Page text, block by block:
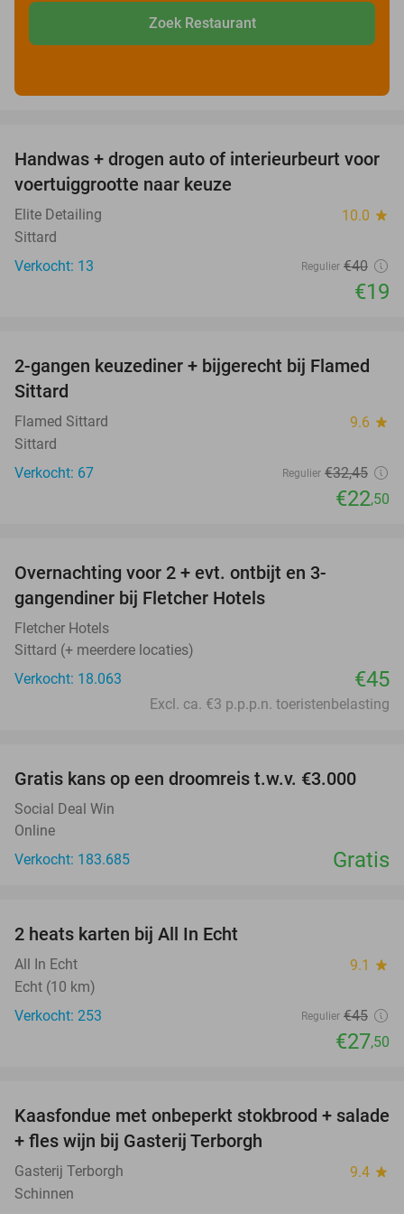
Zoek Restaurant
53%
Handwas + drogen auto of interieurbeurt voor
voertuiggrootte naar keuze
Elite Detailing 10.0 star
Sittard
Verkocht: 13
Regulier €40
€19
31%
2-gangen keuzediner + bijgerecht bij Flamed
Sittard
Flamed Sittard 9.6 star
Sittard
Verkocht: 67
Regulier €32,45
€22,50
Overnachting voor 2 + evt. ontbijt en 3-
gangendiner bij Fletcher Hotels
Fletcher Hotels
Sittard (+ meerdere locaties)
Verkocht: 18.063
€45
Excl. ca. €3 p.p.p.n. toeristenbelasting
Gratis kans op een droomreis t.w.v. €3.000
Social Deal Win
Online
Verkocht: 183.685
Gratis
2 heats karten bij All In Echt
All In Echt 9.1 star
Echt (10 km)
Verkocht: 253
Regulier €45
€27,50
44%
Kaasfondue met onbeperkt stokbrood + salade
+ fles wijn bij Gasterij Terborgh
Gasterij Terborgh 9.4 star
Schinnen